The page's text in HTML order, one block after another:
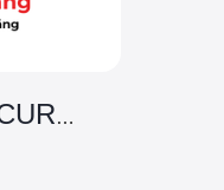
Tai nghe Alpha Works CURVE 320